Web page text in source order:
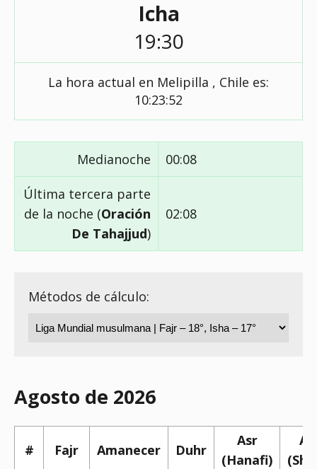
Icha
19:30
La hora actual en Melipilla , Chile es:
10:23:53
Medianoche 00:08
Última tercera parte
de la noche (Oración
De Tahajjud)
02:08
Métodos de cálculo:
Agosto de 2026
# Fajr Amanecer Duhr
Asr
(Hanafi)